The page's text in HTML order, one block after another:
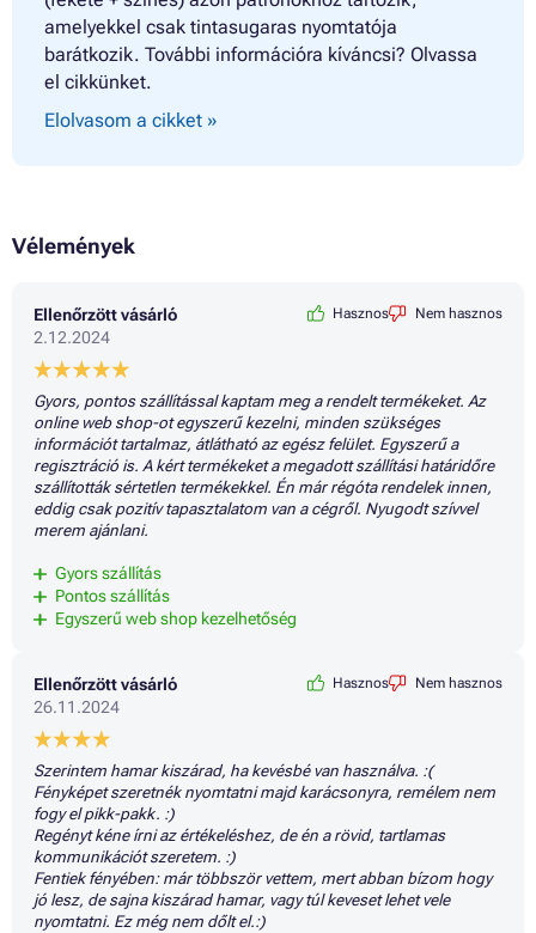
Patron HP ENVY 6055
Patron HP ENVY 6400 ALL-IN-ONE SERIES
Patron HP ENVY 6400E ALL-IN-ONE SERIES
Patron HP ENVY 6420E ALL-IN-ONE
Patron HP ENVY 6430E ALL-IN-ONE
Patron HP ENVY 6432E ALL-IN-ONE
Patron HP ENVY PRO 6400 SERIES
Patron HP ENVY PRO 6422 ALL-IN-ONE
Patron HP ENVY PRO 6430
Patron HP ENVY PRO 6432 ALL-IN-ONE
Patron HP ENVY PRO 6432E
Patron HP ENVY PRO 6452
Patron HP ENVY PRO 6452E
Patron HP ENVY PRO 6454
Patron HP ENVY PRO 6455
Patron HP ENVY PRO 6458
Patron HP ENVY PRO 6475
amelyekkel csak tintasugaras nyomtatója
barátkozik. További információra kíváncsi? Olvassa
el cikkünket.
Elolvasom a cikket »
Vélemények
Ellenőrzött vásárló
2.12.2024
Hasznos Nem hasznos
Gyors, pontos szállítással kaptam meg a rendelt termékeket. Az
online web shop-ot egyszerű kezelni, minden szükséges
információt tartalmaz, átlátható az egész felület. Egyszerű a
regisztráció is. A kért termékeket a megadott szállítási határidőre
szállították sértetlen termékekkel. Én már régóta rendelek innen,
eddig csak pozitív tapasztalatom van a cégről. Nyugodt szívvel
merem ajánlani.
Gyors szállítás
Pontos szállítás
Egyszerű web shop kezelhetőség
Ellenőrzött vásárló
26.11.2024
Hasznos Nem hasznos
Szerintem hamar kiszárad, ha kevésbé van használva. :(
Fényképet szeretnék nyomtatni majd karácsonyra, remélem nem
fogy el pikk-pakk. :)
Regényt kéne írni az értékeléshez, de én a rövid, tartlamas
kommunikációt szeretem. :)
Fentiek fényében: már többször vettem, mert abban bízom hogy
jó lesz, de sajna kiszárad hamar, vagy túl keveset lehet vele
nyomtatni. Ez még nem dőlt el.:)